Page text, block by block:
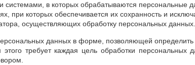
системами, в которых обрабатываются персональные
при которых обеспечивается их сохранность и
осуществляющих обработку персональных данных.
данных в форме, позволяющей определить
требует каждая цель обработки